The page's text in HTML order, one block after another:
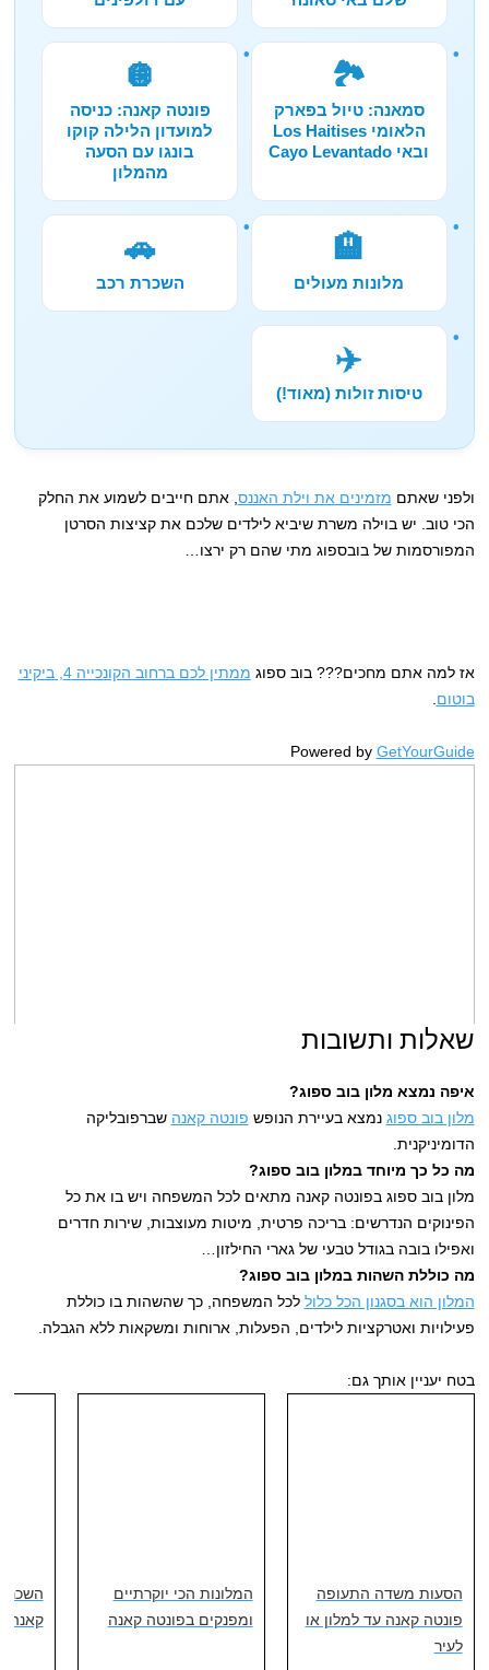
🏞️
סמאנה: טיול בפארק
הלאומי Los Haitises
ובאי Cayo Levantado
🪩
פונטה קאנה: כניסה
למועדון הלילה קוקו
בונגו עם הסעה
מהמלון
🏨
מלונות מעולים
🚗
השכרת רכב
✈️
טיסות זולות (מאוד!)
ולפני שאתם מזמינים את וילת האננס , אתם חייבים לשמוע את החלק
הכי טוב. יש בוילה משרת שיביא לילדים שלכם את קציצות הסרטן
המפורסמות של בובספוג מתי שהם רק ירצו…
אז למה אתם מחכים??? בוב ספוג
ממתין לכם ברחוב הקונכייה 4, ביקיני
בוטום
Powered by GetYourGuide
שאלות ותשובות
איפה נמצא מלון בוב ספוג?
מלון בוב ספוג נמצא בעיירת הנופש פונטה קאנה שברפובליקה
הדומיניקנית.
מה כל כך מיוחד במלון בוב ספוג?
מלון בוב ספוג בפונטה קאנה מתאים לכל המשפחה ויש בו את כל
הפינוקים הנדרשים: בריכה פרטית, מיטות מעוצבות, שירות חדרים
ואפילו בובה בגודל טבעי של גארי החילזון…
מה כוללת השהות במלון בוב ספוג?
המלון הוא בסגנון הכל כלול לכל המשפחה, כך שהשהות בו כוללת
פעילויות ואטרקציות לילדים, הפעלות, ארוחות ומשקאות ללא הגבלה.
בטח יעניין אותך גם:
הסעות משדה התעופה
פונטה קאנה עד למלון או
לעיר
המלונות הכי יוקרתיים
ומפנקים בפונטה קאנה
קאנה